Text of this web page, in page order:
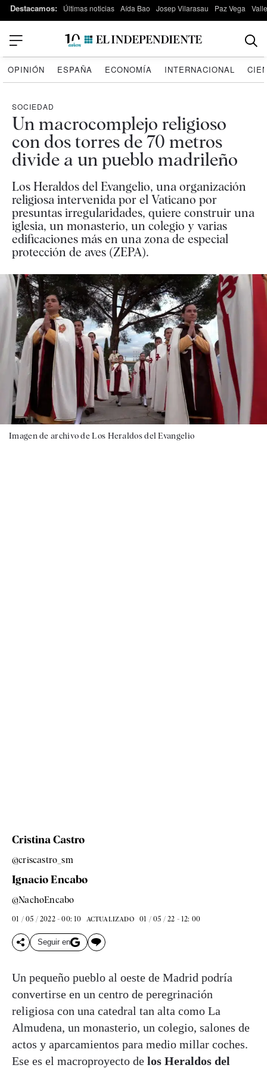
Destacamos: Últimas noticias Aída Bao Josep Vilarasau Paz Vega
OPINIÓN ESPAÑA ECONOMÍA INTERNACIONAL
SOCIEDAD
Un macrocomplejo religioso
con dos torres de 70 metros
divide a un pueblo madrileño
Los Heraldos del Evangelio, una organización
religiosa intervenida por el Vaticano por
presuntas irregularidades, quiere construir una
iglesia, un monasterio, un colegio y varias
edificaciones más en una zona de especial
protección de aves (ZEPA).
Imagen de archivo de Los Heraldos del Evangelio
Cristina Castro
@criscastro_sm
Ignacio Encabo
@NachoEncabo
01 / 05 / 2022 - 00: 10 ACTUALIZADO 01 / 05 / 22 - 12: 00
Seguir en
Un pequeño pueblo al oeste de Madrid podría
convertirse en un centro de peregrinación
religiosa con una catedral tan alta como La
Almudena, un monasterio, un colegio, salones de
actos y aparcamientos para medio millar coches.
Ese es el macroproyecto de los Heraldos del